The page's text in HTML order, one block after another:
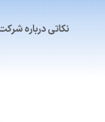
نکاتی درباره شرکت تعاونی 1 ایران